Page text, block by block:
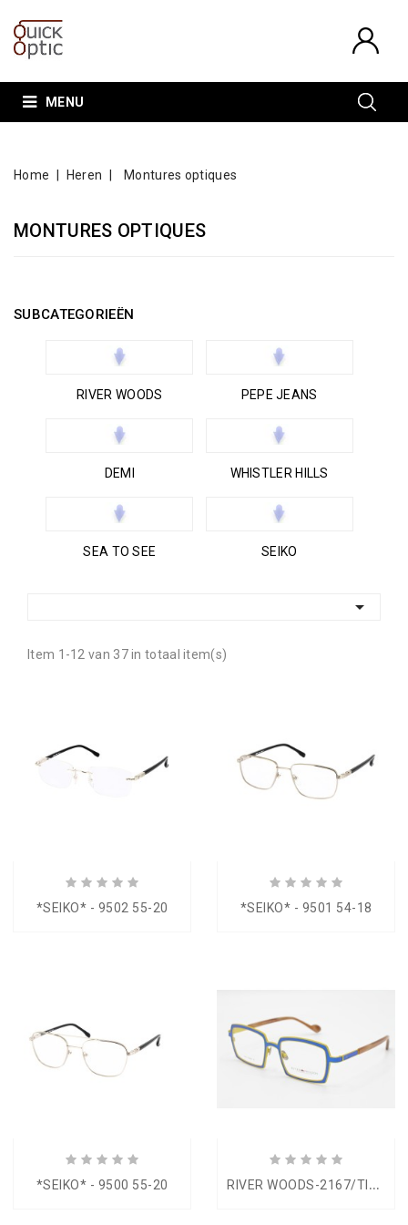
MENU
Home Heren Montures optiques
MONTURES OPTIQUES
SUBCATEGORIEËN
RIVER WOODS PEPE JEANS
DEMI WHISTLER HILLS
SEA TO SEE SEIKO

Item 1-12 van 37 in totaal item(s)
*SEIKO* - 9502 55-20 *SEIKO* - 9501 54-18
*SEIKO* - 9500 55-20 R
IVER WOODS-2167/TIT 52-21